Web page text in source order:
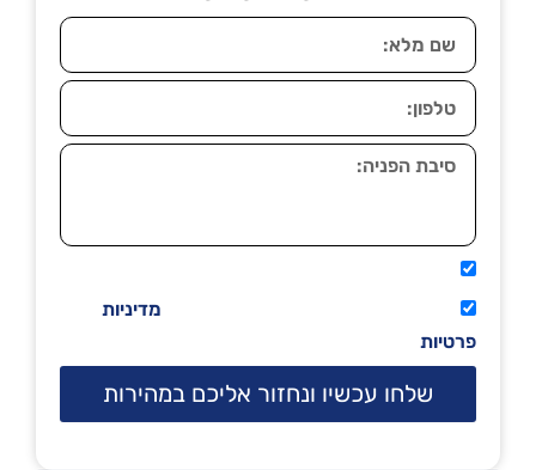
מדיניות
פרטיות
שלחו עכשיו ונחזור אליכם במהירות